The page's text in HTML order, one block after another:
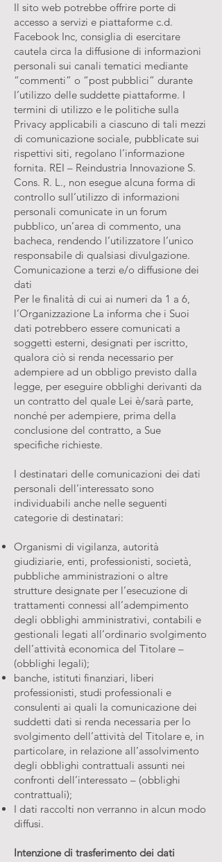
Il sito web potrebbe offrire porte di
accesso a servizi e piattaforme c.d.
Facebook Inc, consiglia di esercitare
cautela circa la diffusione di informazioni
personali sui canali tematici mediante
“commenti” o “post pubblici” durante
l’utilizzo delle suddette piattaforme. I
termini di utilizzo e le politiche sulla
Privacy applicabili a ciascuno di tali mezzi
di comunicazione sociale, pubblicate sui
rispettivi siti, regolano l’informazione
fornita. REI – Reindustria Innovazione S.
Cons. R. L., non esegue alcuna forma di
controllo sull’utilizzo di informazioni
personali comunicate in un forum
pubblico, un’area di commento, una
bacheca, rendendo l’utilizzatore l’unico
responsabile di qualsiasi divulgazione.
Comunicazione a terzi e/o diffusione dei
dati
Per le finalità di cui ai numeri da 1 a 6,
l’Organizzazione La informa che i Suoi
dati potrebbero essere comunicati a
soggetti esterni, designati per iscritto,
qualora ciò si renda necessario per
adempiere ad un obbligo previsto dalla
legge, per eseguire obblighi derivanti da
un contratto del quale Lei è/sarà parte,
nonché per adempiere, prima della
conclusione del contratto, a Sue
specifiche richieste.
I destinatari delle comunicazioni dei dati
personali dell’interessato sono
individuabili anche nelle seguenti
categorie di destinatari:
Organismi di vigilanza, autorità
giudiziarie, enti, professionisti, società,
pubbliche amministrazioni o altre
strutture designate per l’esecuzione di
trattamenti connessi all’adempimento
degli obblighi amministrativi, contabili e
gestionali legati all’ordinario svolgimento
dell’attività economica del Titolare –
(obblighi legali);
banche, istituti finanziari, liberi
professionisti, studi professionali e
consulenti ai quali la comunicazione dei
suddetti dati si renda necessaria per lo
svolgimento dell’attività del Titolare e, in
particolare, in relazione all’assolvimento
degli obblighi contrattuali assunti nei
confronti dell’interessato – (obblighi
contrattuali);
I dati raccolti non verranno in alcun modo
diffusi.
Intenzione di trasferimento dei dati